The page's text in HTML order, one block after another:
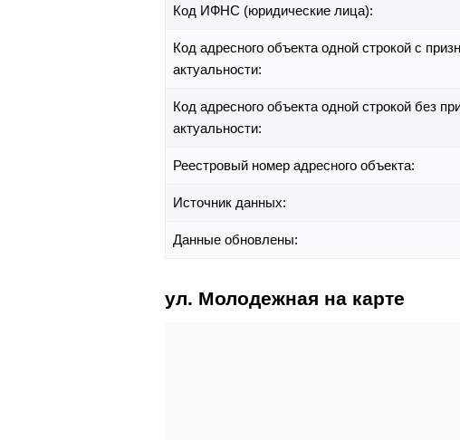
Код ИФНС (юридические лица):
Код адресного объекта одной строкой с
актуальности:
Код адресного объекта одной строкой без
актуальности:
Реестровый номер адресного объекта:
Источник данных:
Данные обновлены:
ул. Молодежная на карте